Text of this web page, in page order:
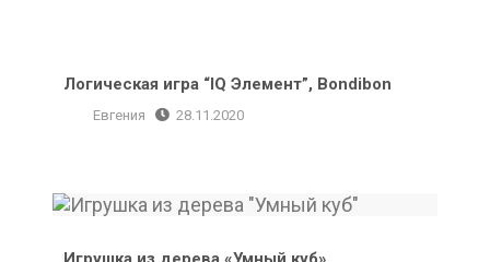
Логическая игра “IQ Элемент”, Bondibon
Евгения 28.11.2020